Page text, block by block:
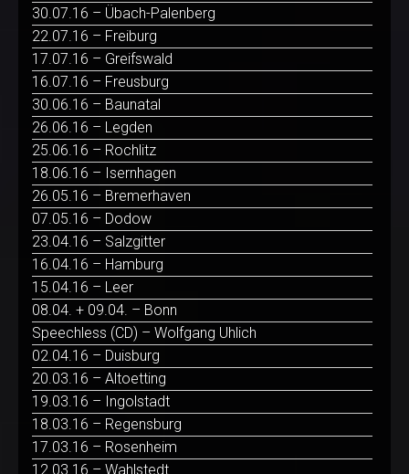
30.07.16 – Übach-Palenberg
22.07.16 – Freiburg
17.07.16 – Greifswald
16.07.16 – Freusburg
30.06.16 – Baunatal
26.06.16 – Legden
25.06.16 – Rochlitz
18.06.16 – Isernhagen
26.05.16 – Bremerhaven
07.05.16 – Dodow
23.04.16 – Salzgitter
16.04.16 – Hamburg
15.04.16 – Leer
08.04. + 09.04. – Bonn
Speechless (CD) – Wolfgang Uhlich
02.04.16 – Duisburg
20.03.16 – Altoetting
19.03.16 – Ingolstadt
18.03.16 – Regensburg
17.03.16 – Rosenheim
12.03.16 – Wahlstedt